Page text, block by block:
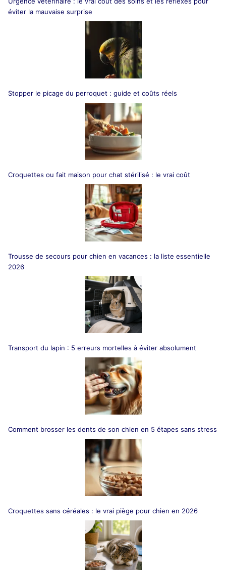
éviter la mauvaise surprise
Stopper le picage du perroquet : guide et coûts réels
Croquettes ou fait maison pour chat stérilisé : le vrai coût
Trousse de secours pour chien en vacances : la liste essentielle
2026
Transport du lapin : 5 erreurs mortelles à éviter absolument
Comment brosser les dents de son chien en 5 étapes sans stress
Croquettes sans céréales : le vrai piège pour chien en 2026